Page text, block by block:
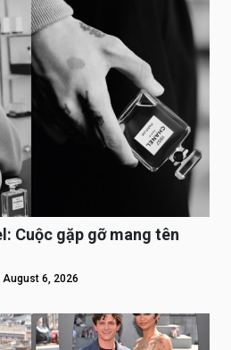
Cuộc gặp gỡ mang tên
August 6, 2026